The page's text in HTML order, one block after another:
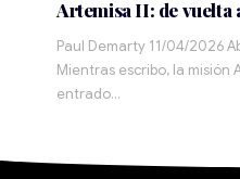
Artemisa II: de vuelta
Paul Demarty 11/04/2026
Mientras escribo, la misión
entrado…